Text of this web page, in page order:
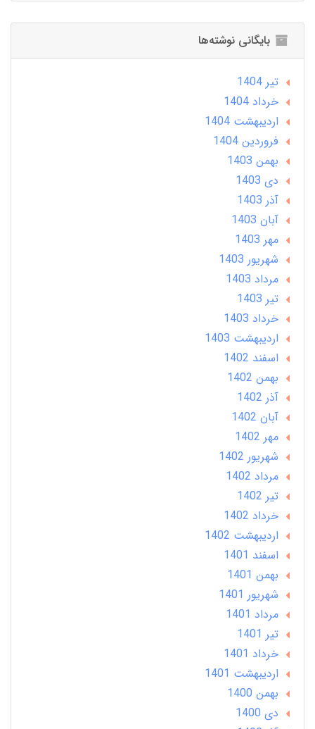
بایگانی نوشته‌ها
تير 1404
خرداد 1404
ارديبهشت 1404
فروردین 1404
بهمن 1403
دی 1403
آذر 1403
آبان 1403
مهر 1403
شهریور 1403
مرداد 1403
تير 1403
خرداد 1403
ارديبهشت 1403
اسفند 1402
بهمن 1402
آذر 1402
آبان 1402
مهر 1402
شهریور 1402
مرداد 1402
تير 1402
خرداد 1402
ارديبهشت 1402
اسفند 1401
بهمن 1401
شهریور 1401
مرداد 1401
تير 1401
خرداد 1401
ارديبهشت 1401
بهمن 1400
دی 1400